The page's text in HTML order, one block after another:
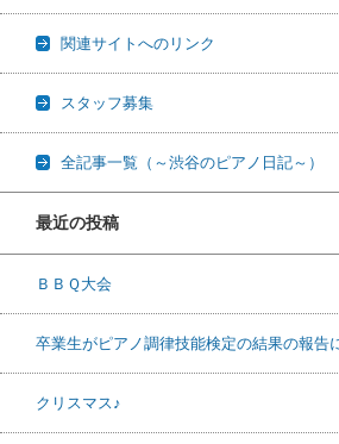
関連サイトへのリンク
スタッフ募集
全記事一覧（～渋谷のピアノ日記～）
最近の投稿
ＢＢＱ大会
卒業生がピアノ調律技能検定の結果の報告
クリスマス♪